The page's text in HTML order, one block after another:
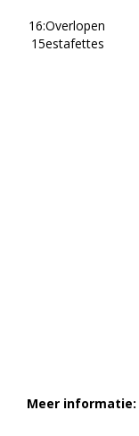
16:
15
Overlopen
estafettes
Meer informatie: